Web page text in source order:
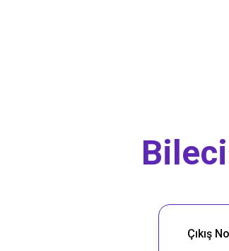
Nakliye Rotası
Çıkış